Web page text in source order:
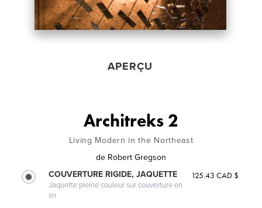
APERÇU
Architreks 2
Living Modern in the Northeast
de Robert Gregson
COUVERTURE RIGIDE, JAQUETTE
Jaquette pleine couleur sur couverture en
lin
125.43 CAD $